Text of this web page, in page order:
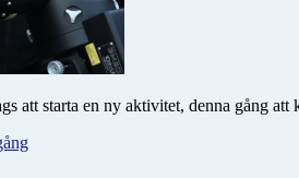
att starta en ny aktivitet, denna gång